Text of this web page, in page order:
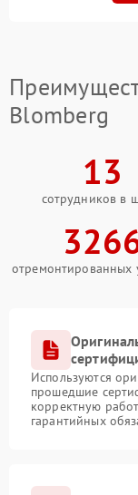
Blomberg
13
сотрудников в
отремонтированных
Используются
прошедшие
корректную
гарантийных